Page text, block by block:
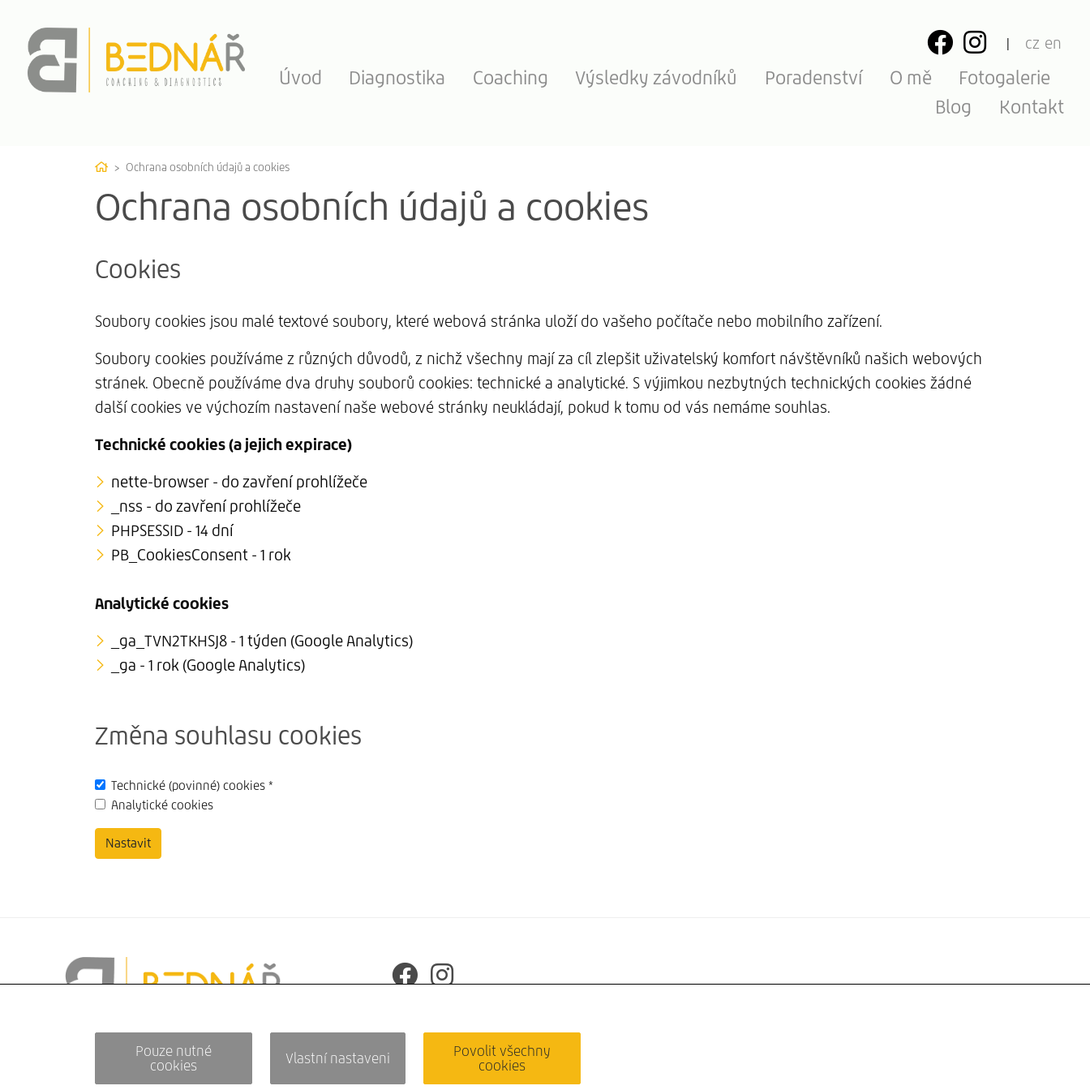
cz en
Úvod Diagnostika Coaching Výsledky závodníků Poradenství O mě
Fotogalerie
Blog
Kontakt
HomeOchrana osobních údajů a cookies
Ochrana osobních údajů a cookies
Cookies
Soubory cookies jsou malé textové soubory, které webová stránka uloží do vašeho počítače nebo mobilního zařízení.
Soubory cookies používáme z různých důvodů, z nichž všechny mají za cíl zlepšit uživatelský komfort návštěvníků našich webových
stránek. Obecně používáme dva druhy souborů cookies: technické a analytické. S výjimkou nezbytných technických cookies žádné
další cookies ve výchozím nastavení naše webové stránky neukládají, pokud k tomu od vás nemáme souhlas.
Technické cookies (a jejich expirace)
nette-browser - do zavření prohlížeče
_nss - do zavření prohlížeče
PHPSESSID - 14 dní
PB_CookiesConsent - 1 rok
Analytické cookies
_ga_TVN2TKHSJ8 - 1 týden (Google Analytics)
_ga - 1 rok (Google Analytics)
Změna souhlasu cookies
Technické (povinné) cookies *
Analytické cookies
Nastavit
Pouze nutné
cookies
Vlastní nastaveni
Povolit všechny
cookies